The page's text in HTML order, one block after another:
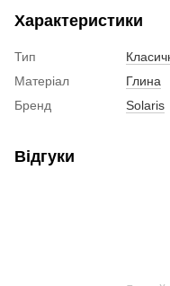
Характеристики
Тип
Матеріал
Глина
Бренд
Solaris
Відгуки